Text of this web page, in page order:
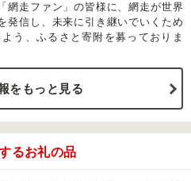
網走ファン」の皆様に、網走が世界
発信し、未来に引き継いでいくため
う、ふるさと寄附を募っておりま
をもっと見る
るお礼の品